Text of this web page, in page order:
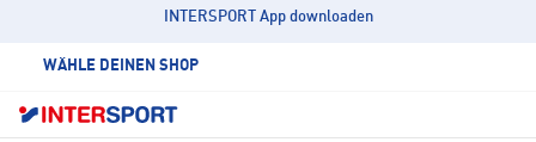
INTERSPORT App downloaden
WÄHLE DEINEN SHOP